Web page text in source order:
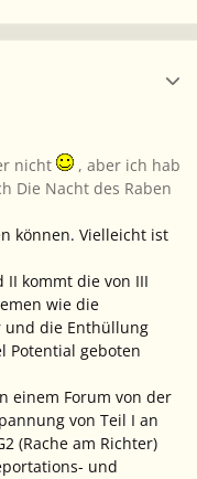
nicht
, aber ich hab
Die Nacht des Raben
können. Vielleicht ist
II kommt die von III
wie die
und die Enthüllung
Potential geboten
einem Forum von der
von Teil I an
(Rache am Richter)
und